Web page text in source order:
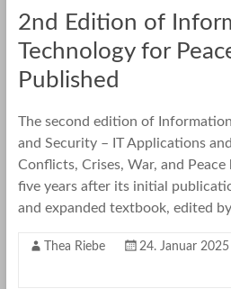
2nd Edition of
Technology for
Published
The second edition of
and Security – IT Applications
Conflicts, Crises, War, and Peace
five years after its initial
and expanded textbook, edited by
Thea Riebe 24. Januar 2025